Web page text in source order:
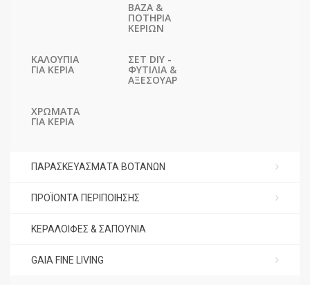
ΒΆΖΑ &
ΠΟΤΉΡΙΑ
ΚΕΡΙΏΝ
ΚΑΛΟΎΠΙΑ
ΓΙΑ ΚΕΡΙΆ
ΣΕΤ DIY -
ΦΥΤΊΛΙΑ &
ΑΞΕΣΟΥΆΡ
ΧΡΏΜΑΤΑ
ΓΙΑ ΚΕΡΙΆ
ΠΑΡΑΣΚΕΥΆΣΜΑΤΑ ΒΟΤΆΝΩΝ
ΠΡΟΪΌΝΤΑ ΠΕΡΙΠΟΊΗΣΗΣ
ΚΕΡΑΛΟΙΦΈΣ & ΣΑΠΟΎΝΙΑ
GAIA FINE LIVING